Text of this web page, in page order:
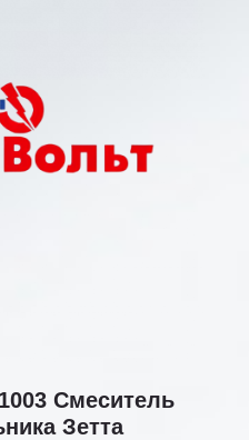
Смеситель
Зетта